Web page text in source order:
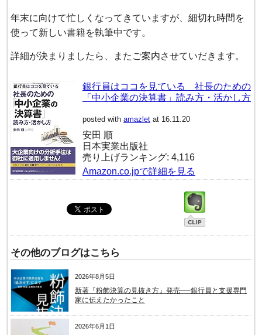
年末に向けて忙しくなってきていますが、細切れ時間を
使って新しい書籍を執筆中です。
詳細が決まりましたら、またご案内させていだきます。
銀行員はココを見ている 社長のための
「中小企業の決算書」読み方・活かし方
posted with amazlet at 16.11.20
安田 順
日本実業出版社
売り上げランキング: 4,116
Amazon.co.jpで詳細を見る
その他のブログはこちら
2026年8月5日
新著『粉飾決算の見抜き方』発売──銀行員と支援専門
家に伝えたかったこと
2026年6月1日